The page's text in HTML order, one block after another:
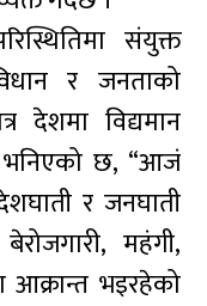
संयुक्त
र जनताको
देशमा विद्यमान
भनिएको छ, “आजं
र जनघाती
महंगी,
आक्रान्त भइरहेको